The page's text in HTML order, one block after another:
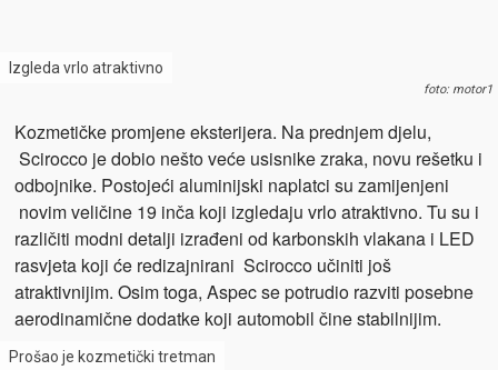
Izgleda vrlo atraktivno
foto: motor1
Kozmetičke promjene eksterijera. Na prednjem djelu,
Scirocco je dobio nešto veće usisnike zraka, novu rešetku i
odbojnike. Postojeći aluminijski naplatci su zamijenjeni
novim veličine 19 inča koji izgledaju vrlo atraktivno. Tu su i
različiti modni detalji izrađeni od karbonskih vlakana i LED
rasvjeta koji će redizajnirani Scirocco učiniti još
atraktivnijim. Osim toga, Aspec se potrudio razviti posebne
aerodinamične dodatke koji automobil čine stabilnijim.
Prošao je kozmetički tretman